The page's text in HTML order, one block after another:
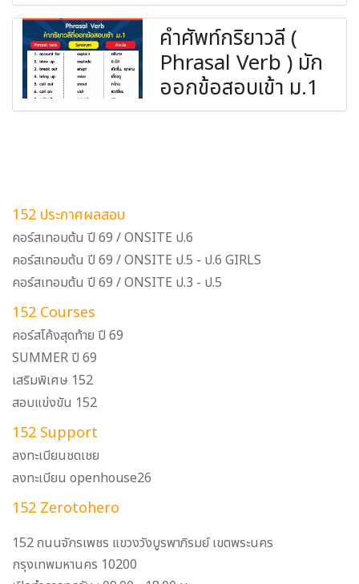
คำศัพท์กริยาวลี (
Phrasal Verb ) มัก
ออกข้อสอบเข้า ม.1
152 ประกาศผลสอบ
คอร์สเทอมต้น ปี 69 / ONSITE ป.6
คอร์สเทอมต้น ปี 69 / ONSITE ป.5 - ป.6 GIRLS
คอร์สเทอมต้น ปี 69 / ONSITE ป.3 - ป.5
152 Courses
คอร์สโค้งสุดท้าย ปี 69
SUMMER ปี 69
เสริมพิเศษ 152
สอบแข่งขัน 152
152 Support
ลงทะเบียนชดเชย
ลงทะเบียน openhouse26
152 Zerotohero
152 ถนนจักรเพชร แขวงวังบูรพาภิรมย์ เขตพระนคร
กรุงเทพมหานคร 10200